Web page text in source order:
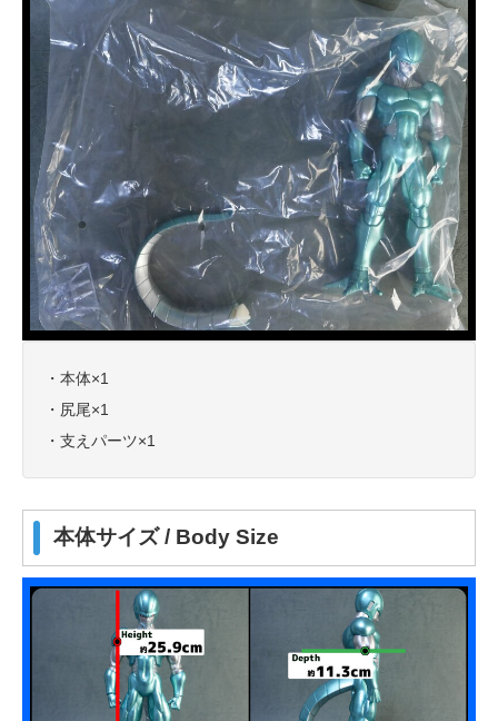
・本体×1
・尻尾×1
・支えパーツ×1
本体サイズ / Body Size